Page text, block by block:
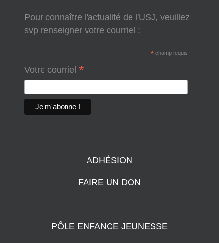
Pour connaître l'actualité de l'USJ, veuillez
svp renseigner votre courriel :
* champ requis
Votre courriel *
ADHÉSION
FAIRE UN DON
PÔLE ENFANCE JEUNESSE